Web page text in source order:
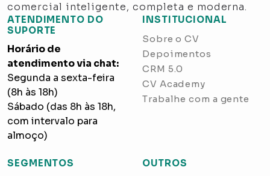
comercial inteligente, completa e moderna.
INSTITUCIONAL
Sobre o CV
Depoimentos
CRM 5.0
CV Academy
Trabalhe com a gente
SEGMENTOS
OUTROS
ATENDIMENTO DO
SUPORTE
Horário de
atendimento via chat:
Segunda a sexta-feira
(8h às 18h)
Sábado (das 8h às 18h,
com intervalo para
almoço)